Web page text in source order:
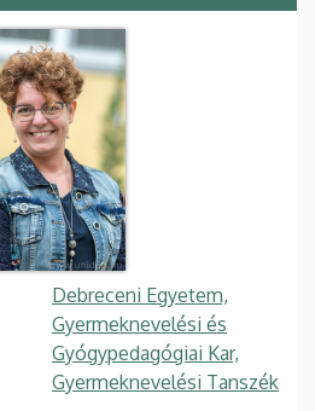
Debreceni Egyetem,
Gyermeknevelési és
Gyógypedagógiai Kar,
Gyermeknevelési Tanszék